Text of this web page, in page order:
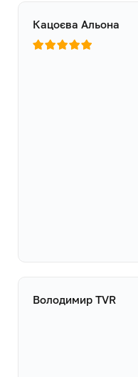
Кацоєва Альона
Володимир TVR